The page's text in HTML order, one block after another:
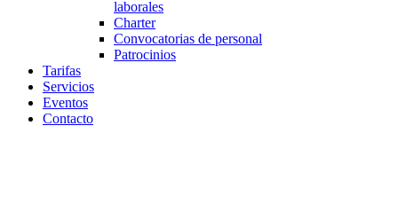
laborales
Charter
Convocatorias de personal
Patrocinios
Tarifas
Servicios
Eventos
Contacto